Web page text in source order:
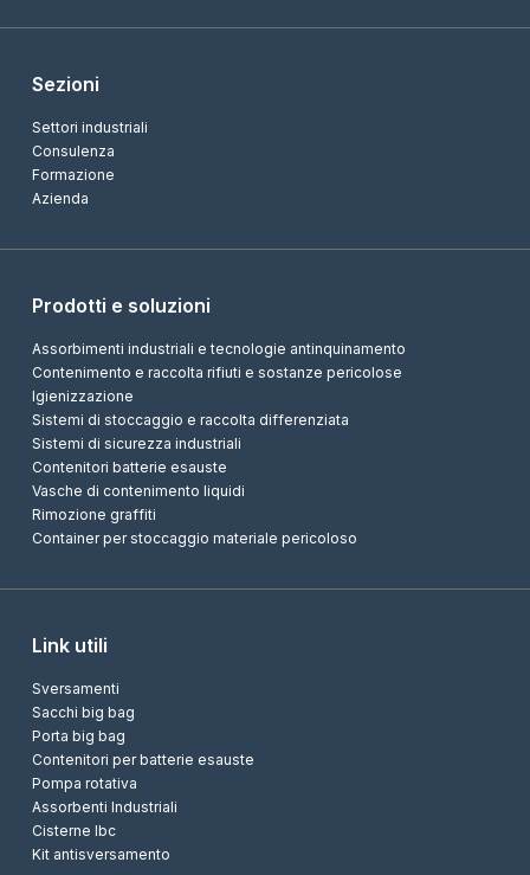
Sezioni
Settori industriali
Consulenza
Formazione
Azienda
Prodotti e soluzioni
Assorbimenti industriali e tecnologie antinquinamento
Contenimento e raccolta rifiuti e sostanze pericolose
Igienizzazione
Sistemi di stoccaggio e raccolta differenziata
Sistemi di sicurezza industriali
Contenitori batterie esauste
Vasche di contenimento liquidi
Rimozione graffiti
Container per stoccaggio materiale pericoloso
Link utili
Sversamenti
Sacchi big bag
Porta big bag
Contenitori per batterie esauste
Pompa rotativa
Assorbenti Industriali
Cisterne Ibc
Kit antisversamento